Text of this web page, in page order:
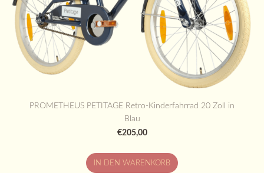
PROMETHEUS PETITAGE Retro-Kinderfahrrad 20 Zoll in
Blau
€205,00
IN DEN WARENKORB